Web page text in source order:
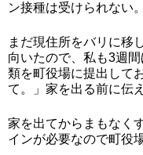
ン接種は受けられない。
まだ現住所をバリに移
向いたので、私も3週
類を町役場に提出して
て。」家を出る前に伝
家を出てからまもなく
インが必要なので町役